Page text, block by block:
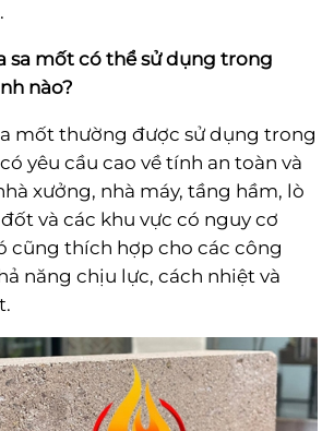
sa mốt có thể sử dụng trong
nào?
mốt thường được sử dụng trong
yêu cầu cao về tính an toàn và
xưởng, nhà máy, tầng hầm, lò
và các khu vực có nguy cơ
cũng thích hợp cho các công
năng chịu lực, cách nhiệt và